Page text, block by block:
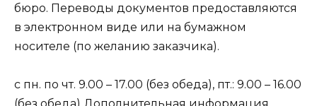
бюро. Переводы документов предоставляются
в электронном виде или на бумажном
носителе (по желанию заказчика).
с пн. по чт. 9.00 – 17.00 (без обеда), пт.: 9.00 – 16.00